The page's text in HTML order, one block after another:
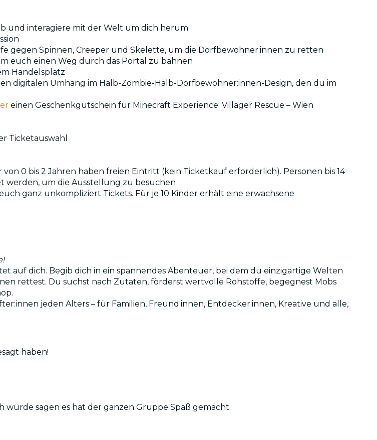
und interagiere mit der Welt um dich herum
gegen Spinnen, Creeper und Skelette, um die Dorfbewohner:innen zu retten
euch einen Weg durch das Portal zu bahnen
Handelsplatz
digitalen Umhang im Halb-Zombie-Halb-Dorfbewohner:innen-Design, den du im
einen Geschenkgutschein für Minecraft Experience: Villager Rescue – Wien
Ticketauswahl
0 bis 2 Jahren haben freien Eintritt (kein Ticketkauf erforderlich). Personen bis 14
werden, um die Ausstellung zu besuchen
ganz unkompliziert Tickets. Für je 10 Kinder erhält eine erwachsene
auf dich. Begib dich in ein spannendes Abenteuer, bei dem du einzigartige Welten
rettest. Du suchst nach Zutaten, förderst wertvolle Rohstoffe, begegnest Mobs
jeden Alters – für Familien, Freund:innen, Entdecker:innen, Kreative und alle,
haben!
sagen es hat der ganzen Gruppe Spaß gemacht